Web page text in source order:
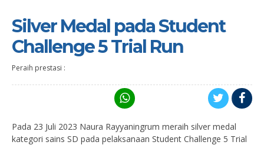
Silver Medal pada Student
Challenge 5 Trial Run
Peraih prestasi :
Pada 23 Juli 2023 Naura Rayyaningrum meraih silver medal
kategori sains SD pada pelaksanaan Student Challenge 5 Trial